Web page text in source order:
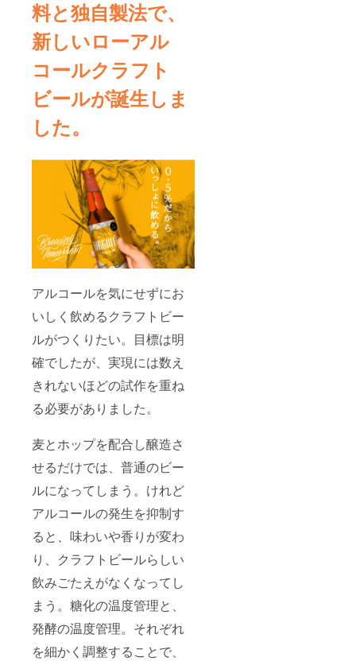
料と独自製法で、
新しいローアル
コールクラフト
ビールが誕生しま
した。
アルコールを気にせずにお
いしく飲めるクラフトビー
ルがつくりたい。目標は明
確でしたが、実現には数え
きれないほどの試作を重ね
る必要がありました。
麦とホップを配合し醸造さ
せるだけでは、普通のビー
ルになってしまう。けれど
アルコールの発生を抑制す
ると、味わいや香りが変わ
り、クラフトビールらしい
飲みごたえがなくなってし
まう。糖化の温度管理と、
発酵の温度管理。それぞれ
を細かく調整することで、